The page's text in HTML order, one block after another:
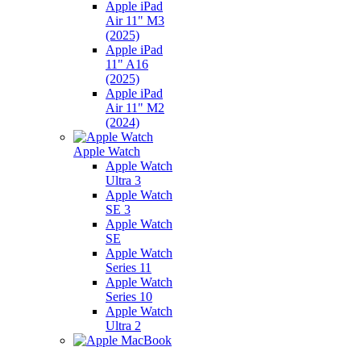
Apple iPad
Air 11" M3
(2025)
Apple iPad
11" A16
(2025)
Apple iPad
Air 11" M2
(2024)
Apple Watch
Apple Watch
Ultra 3
Apple Watch
SE 3
Apple Watch
SE
Apple Watch
Series 11
Apple Watch
Series 10
Apple Watch
Ultra 2